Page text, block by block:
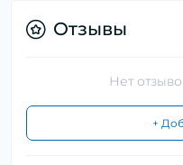
Отзывы
Нет
+